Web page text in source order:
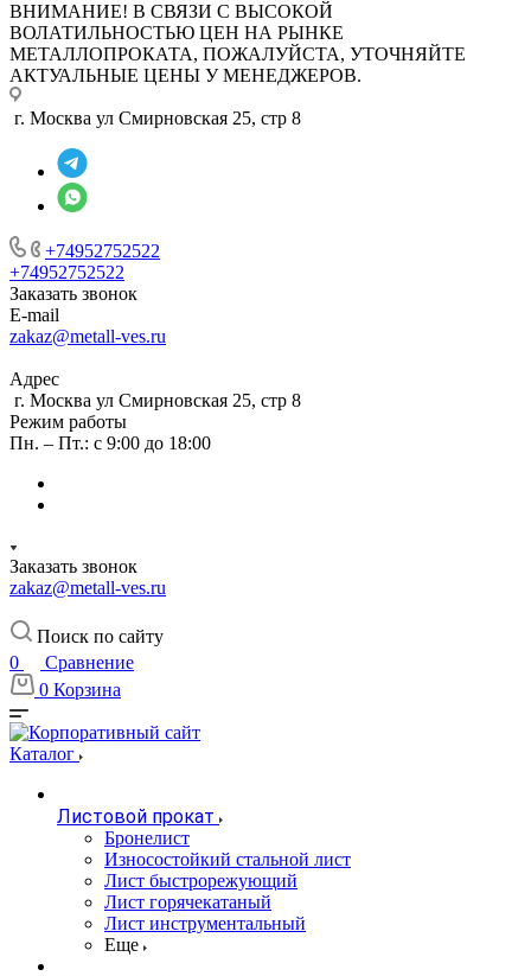
ВНИМАНИЕ! В СВЯЗИ С ВЫСОКОЙ
ВОЛАТИЛЬНОСТЬЮ ЦЕН НА РЫНКЕ
МЕТАЛЛОПРОКАТА, ПОЖАЛУЙСТА, УТОЧНЯЙТЕ
АКТУАЛЬНЫЕ ЦЕНЫ У МЕНЕДЖЕРОВ.
г. Москва ул Смирновская 25, стр 8
+74952752522
+74952752522
Заказать звонок
E-mail
zakaz@metall-ves.ru
Адрес
г. Москва ул Смирновская 25, стр 8
Режим работы
Пн. – Пт.: с 9:00 до 18:00
Заказать звонок
zakaz@metall-ves.ru
Поиск по сайту
0
Сравнение
0 Корзина
Каталог
Листовой прокат
Бронелист
Износостойкий стальной лист
Лист быстрорежующий
Лист горячекатаный
Лист инструментальный
Еще